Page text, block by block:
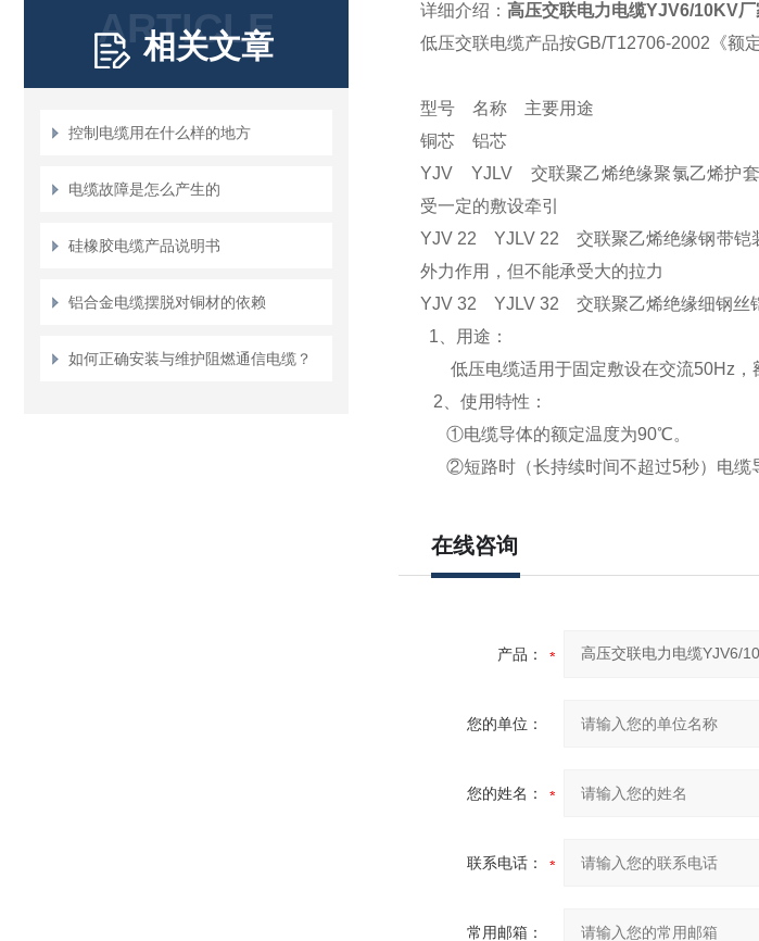
ARTICLE
相关文章
控制电缆用在什么样的地方
电缆故障是怎么产生的
硅橡胶电缆产品说明书
铝合金电缆摆脱对铜材的依赖
如何正确安装与维护阻燃通信电缆？
详细介绍： 高压交联电力电缆YJV6/10KV厂
低压交联电缆产品按GB/T12706-2002《额
型号 名称 主要用途
铜芯 铝芯
YJV YJLV 交联聚乙烯绝缘聚氯乙烯护套
受一定的敷设牵引
YJV 22 YJLV 22 交联聚乙烯绝缘钢带铠
外力作用，但不能承受大的拉力
YJV 32 YJLV 32 交联聚乙烯绝缘细钢丝
1、用途：
低压电缆适用于固定敷设在交流50Hz，
2、使用特性：
①电缆导体的额定温度为90℃。
②短路时（长持续时间不超过5秒）电缆
在线咨询
产品：
您的单位：
您的姓名：
联系电话：
常用邮箱：